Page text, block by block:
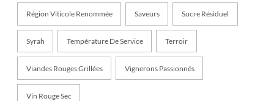
Région Viticole Renommée Saveurs Sucre Résiduel
Syrah Température De Service Terroir
Viandes Rouges Grillées Vignerons Passionnés
Vin Rouge Sec